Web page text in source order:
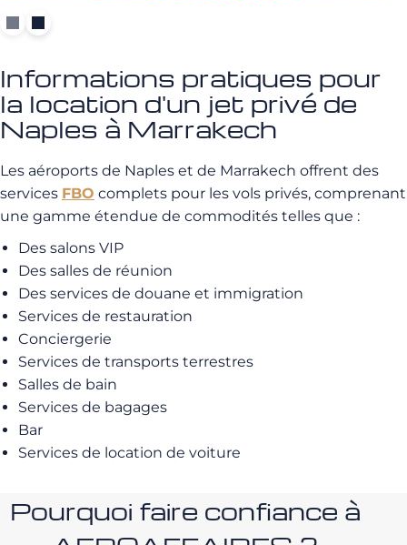
Informations pratiques pour
la location d'un jet privé de
Naples à Marrakech
Les aéroports de Naples et de Marrakech offrent des
services FBO complets pour les vols privés, comprenant
une gamme étendue de commodités telles que :
Des salons VIP
Des salles de réunion
Des services de douane et immigration
Services de restauration
Conciergerie
Services de transports terrestres
Salles de bain
Services de bagages
Bar
Services de location de voiture
Pourquoi faire confiance à